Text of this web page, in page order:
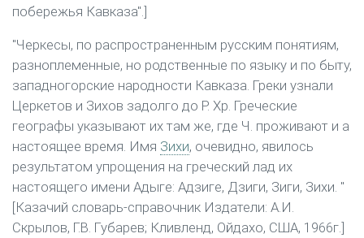
побережья Кавказа".]
"Черкесы, по распространенным русским понятиям,
разноплеменные, но родственные по языку и по быту,
западногорские народности Кавказа. Греки узнали
Церкетов и Зихов задолго до Р. Хр. Греческие
географы указывают их там же, где Ч. проживают и а
настоящее время. Имя Зихи, очевидно, явилось
результатом упрощения на греческий лад их
настоящего имени Адыге: Адзиге, Дзиги, Зиги, Зихи. "
[Казачий словарь-справочник Издатели: А.И.
Скрылов, Г.В. Губарев; Кливленд, Ойдахо, США, 1966г.]